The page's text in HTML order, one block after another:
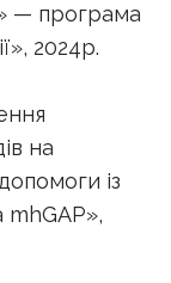
— програма
2024р.
на
із
mhGAP»,